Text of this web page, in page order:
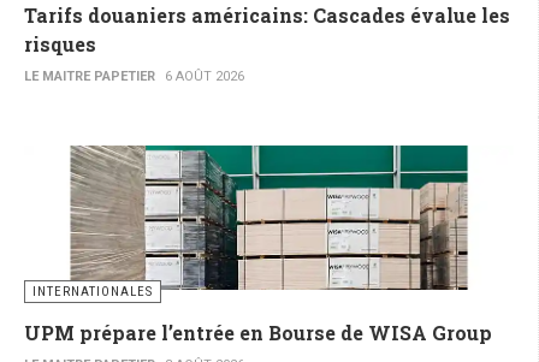
Tarifs douaniers américains: Cascades évalue les
risques
LE MAITRE PAPETIER 6 AOÛT 2026
INTERNATIONALES
UPM prépare l’entrée en Bourse de WISA Group